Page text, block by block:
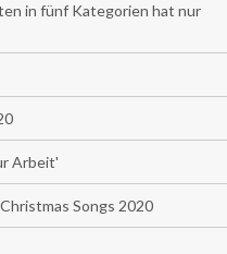
in fünf Kategorien hat nur
Arbeit'
Songs 2020